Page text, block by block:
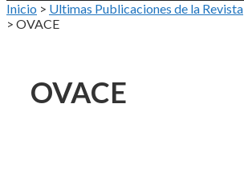
Inicio > Ultimas Publicaciones de la Revista
> OVACE
OVACE